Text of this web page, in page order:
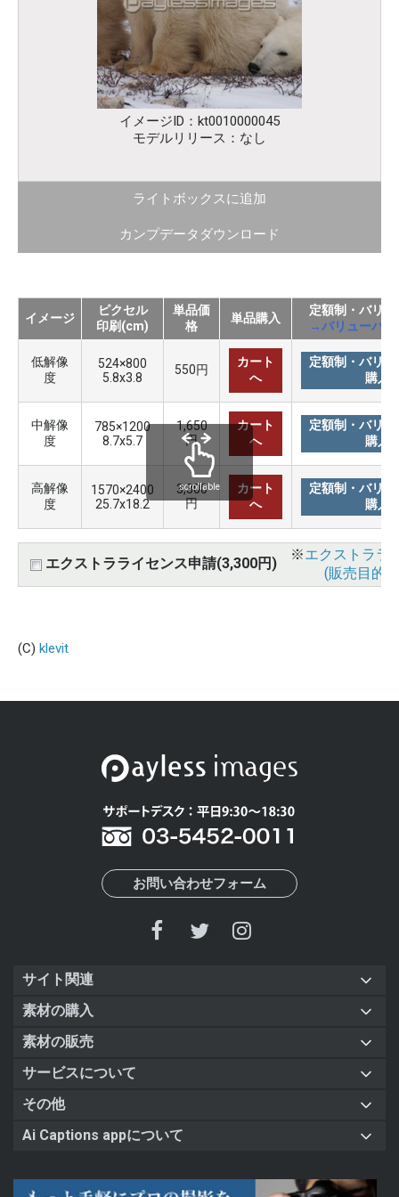
イメージID：kt0010000045
モデルリリース：なし
ライトボックスに追加
カンプデータダウンロード
イメージ
ピクセル
印刷(cm)
単品価
格
単品購入
定額制・バリ
→バリューパッ
低解像
度
524×800
5.8x3.8
550円
カート
へ
定額制・バリ
購入
中解像
度
785×1200
8.7x5.7
1,650
円
カート
へ
定額制・バリ
購入
高解像
度
1570×2400
25.7x18.2
3,300
円
カート
へ
定額制・バリ
購入
エクストラライセンス申請(3,300円)
※エクストララ
(販売目的
scrollable
(C) klevit
お問い合わせフォーム
サイト関連
素材の購入
素材の販売
サービスについて
その他
Ai Captions appについて